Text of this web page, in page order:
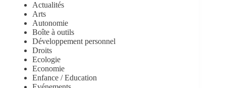
Actualités
Arts
Autonomie
Boîte à outils
Développement personnel
Droits
Ecologie
Economie
Enfance / Education